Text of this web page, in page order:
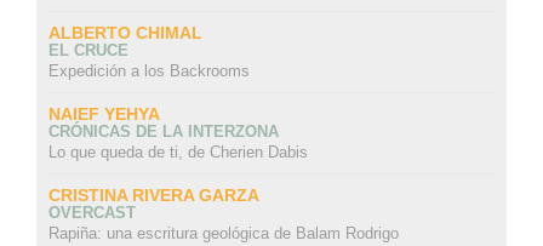
ALBERTO CHIMAL
EL CRUCE
Expedición a los Backrooms
NAIEF YEHYA
CRÓNICAS DE LA INTERZONA
Lo que queda de ti, de Cherien Dabis
CRISTINA RIVERA GARZA
OVERCAST
Rapiña: una escritura geológica de Balam Rodrigo